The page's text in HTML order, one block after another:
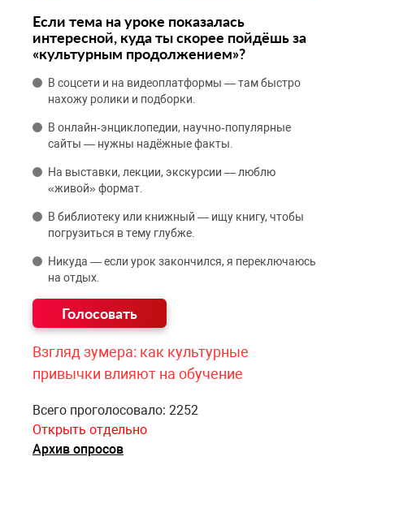
Если тема на уроке показалась
интересной, куда ты скорее пойдёшь за
«культурным продолжением»?
В соцсети и на видеоплатформы — там быстро
нахожу ролики и подборки.
В онлайн‑энциклопедии, научно‑популярные
сайты — нужны надёжные факты.
На выставки, лекции, экскурсии — люблю
«живой» формат.
В библиотеку или книжный — ищу книгу, чтобы
погрузиться в тему глубже.
Никуда — если урок закончился, я переключаюсь
на отдых.
Взгляд зумера: как культурные
привычки влияют на обучение
Всего проголосовало: 2252
Открыть отдельно
Архив опросов